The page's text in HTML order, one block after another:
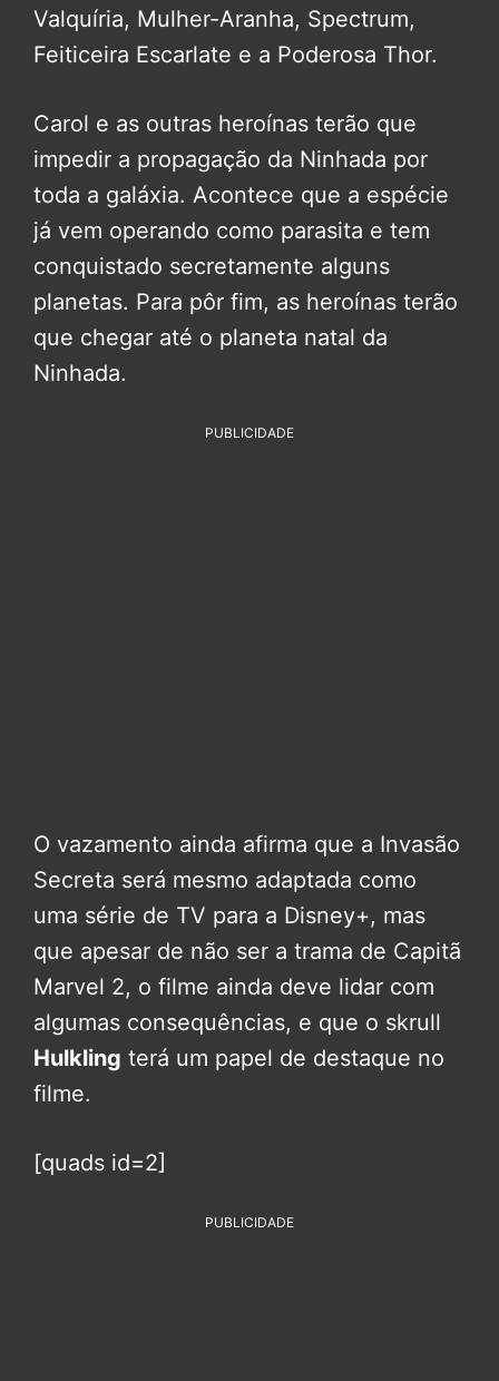
Valquíria, Mulher-Aranha, Spectrum,
Feiticeira Escarlate e a Poderosa Thor.
Carol e as outras heroínas terão que
impedir a propagação da Ninhada por
toda a galáxia. Acontece que a espécie
já vem operando como parasita e tem
conquistado secretamente alguns
planetas. Para pôr fim, as heroínas terão
que chegar até o planeta natal da
Ninhada.
PUBLICIDADE
O vazamento ainda afirma que a Invasão
Secreta será mesmo adaptada como
uma série de TV para a Disney+, mas
que apesar de não ser a trama de Capitã
Marvel 2, o filme ainda deve lidar com
algumas consequências, e que o skrull
Hulkling terá um papel de destaque no
filme.
[quads id=2]
PUBLICIDADE